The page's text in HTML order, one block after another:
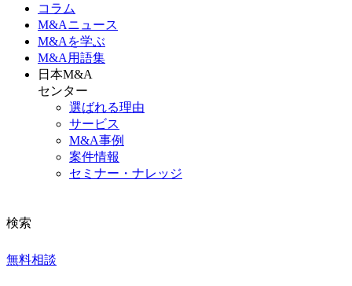
コラム
M&Aニュース
M&Aを学ぶ
M&A 用語集
日本M&A
センター
選ばれる理由
サービス
M&A事例
案件情報
セミナー・ナレッジ
検索
無料相談